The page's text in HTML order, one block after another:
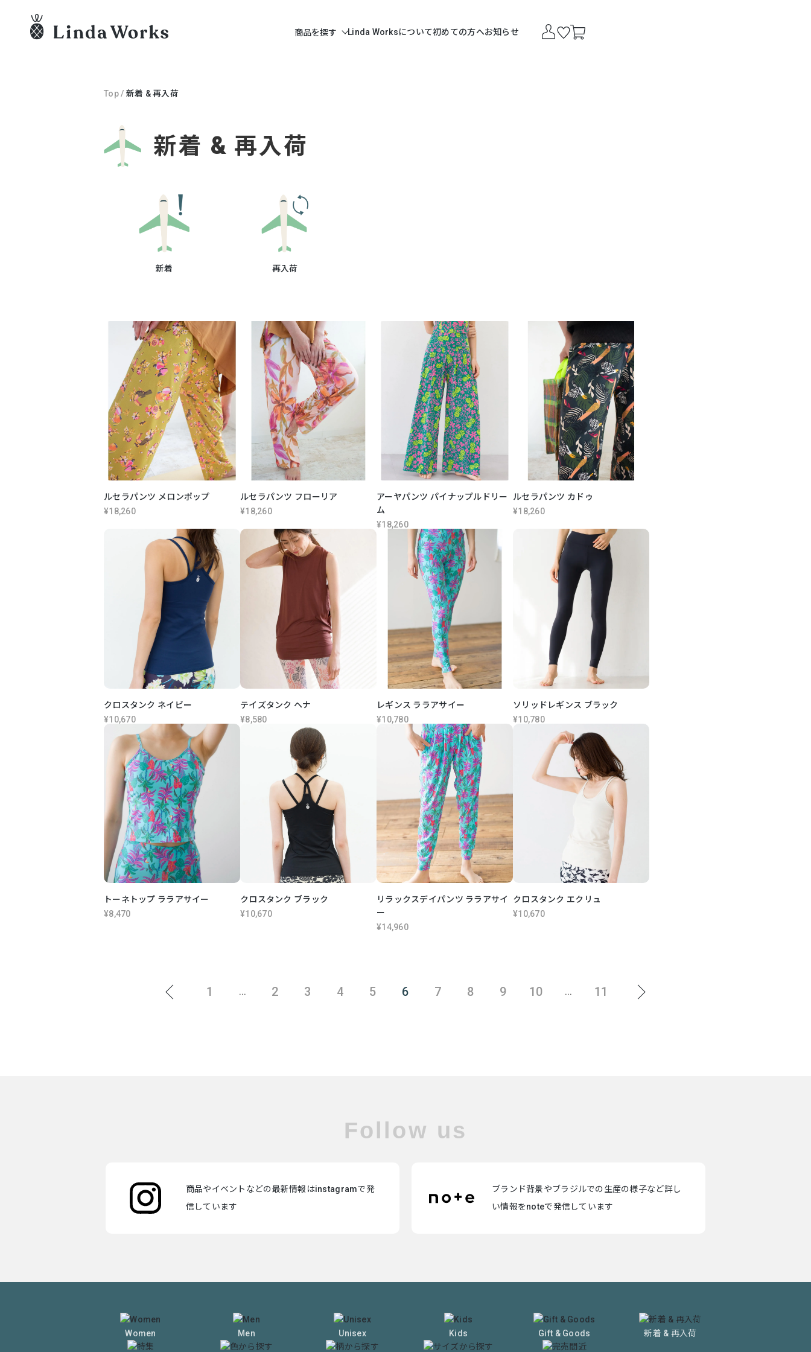
商品を探す Linda Worksについて初めての方へお知らせ
Top/ 新着 & 再入荷
新着 & 再入荷
新着 再入荷
ルセラパンツ メロンポップ
¥18,260
ルセラパンツ フローリア
¥18,260
アーヤパンツ パイナップルドリー
ム
¥18,260
ルセラパンツ カドゥ
¥18,260
クロスタンク ネイビー
¥10,670
テイズタンク ヘナ
¥8,580
レギンス ララアサイー
¥10,780
ソリッドレギンス ブラック
¥10,780
トーネトップ ララアサイー
¥8,470
クロスタンク ブラック
¥10,670
リラックスデイパンツ ララアサイ
ー
¥14,960
クロスタンク エクリュ
¥10,670
1 ... 2 3 4 5 6 7 8 9 10 ... 11
Follow us
商品やイベントなどの最新情報はinstagramで発
信しています
ブランド背景やブラジルでの生産の様子など詳し
い情報をnoteで発信しています
Women Men Unisex Kids Gift & Goods 新着 & 再入荷